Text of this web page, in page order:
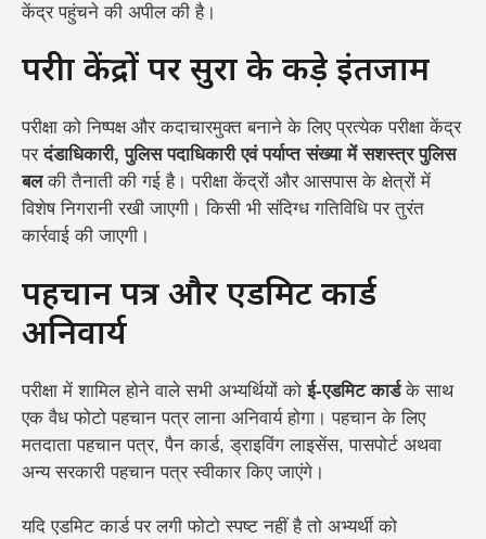
केंद्र पहुंचने की अपील की है।
परीक्षा केंद्रों पर सुरक्षा के कड़े इंतजाम
परीक्षा को निष्पक्ष और कदाचारमुक्त बनाने के लिए प्रत्येक परीक्षा केंद्र
परदंडाधिकारी, पुलिस पदाधिकारी एवं पर्याप्त संख्या में सशस्त्र पुलिस
बलकी तैनाती की गई है। परीक्षा केंद्रों और आसपास के क्षेत्रों में
विशेष निगरानी रखी जाएगी। किसी भी संदिग्ध गतिविधि पर तुरंत
कार्रवाई की जाएगी।
पहचान पत्र और एडमिट कार्ड
अनिवार्य
परीक्षा में शामिल होने वाले सभी अभ्यर्थियों कोई-एडमिट कार्डके साथ
एक वैध फोटो पहचान पत्र लाना अनिवार्य होगा। पहचान के लिए
मतदाता पहचान पत्र, पैन कार्ड, ड्राइविंग लाइसेंस, पासपोर्ट अथवा
अन्य सरकारी पहचान पत्र स्वीकार किए जाएंगे।
यदि एडमिट कार्ड पर लगी फोटो स्पष्ट नहीं है तो अभ्यर्थी को